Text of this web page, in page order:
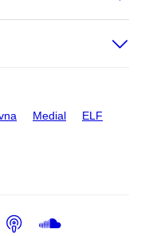
Medial ELF
Podcast